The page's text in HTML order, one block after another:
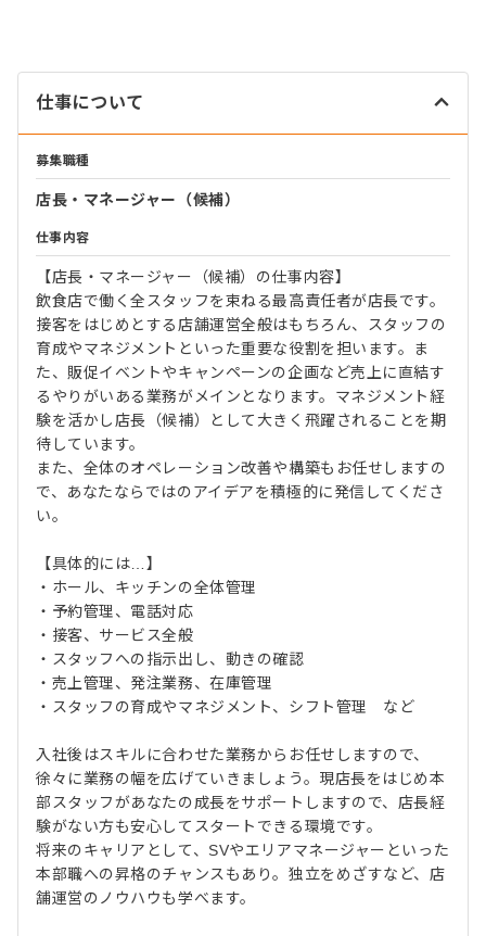
仕事について
募集職種
店長・マネージャー（候補）
仕事内容
【店長・マネージャー（候補）の仕事内容】
飲食店で働く全スタッフを束ねる最高責任者が店長です。
接客をはじめとする店舗運営全般はもちろん、スタッフの
育成やマネジメントといった重要な役割を担います。ま
た、販促イベントやキャンペーンの企画など売上に直結す
るやりがいある業務がメインとなります。マネジメント経
験を活かし店長（候補）として大きく飛躍されることを期
待しています。
また、全体のオペレーション改善や構築もお任せしますの
で、あなたならではのアイデアを積極的に発信してくださ
い。
【具体的には…】
・ホール、キッチンの全体管理
・予約管理、電話対応
・接客、サービス全般
・スタッフへの指示出し、動きの確認
・売上管理、発注業務、在庫管理
・スタッフの育成やマネジメント、シフト管理 など
入社後はスキルに合わせた業務からお任せしますので、
徐々に業務の幅を広げていきましょう。現店長をはじめ本
部スタッフがあなたの成長をサポートしますので、店長経
験がない方も安心してスタートできる環境です。
将来のキャリアとして、SVやエリアマネージャーといった
本部職への昇格のチャンスもあり。独立をめざすなど、店
舗運営のノウハウも学べます。